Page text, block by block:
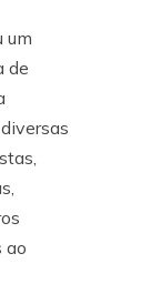
um
de
ao